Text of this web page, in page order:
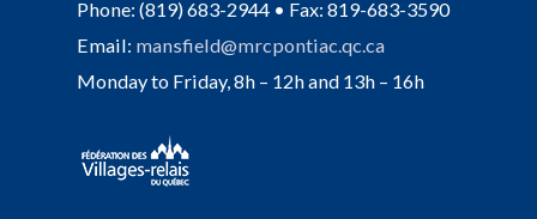
Phone: (819) 683-2944 • Fax: 819-683-3590
Email: mansfield@mrcpontiac.qc.ca
Monday to Friday, 8h – 12h and 13h – 16h